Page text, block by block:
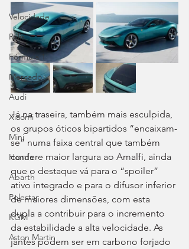
Velocidade
Ralis
Fórmula 1
Mercado
Audi
Xiaomi
Mini
Honda
Abarth
Polestar
KGM
Aston Martin
Já na traseira, também mais esculpida,
os grupos óticos bipartidos “encaixam-
se” numa faixa central que também
confere maior largura ao Amalfi, ainda
que o destaque vá para o “spoiler”
ativo integrado e para o difusor inferior
de maiores dimensões, com esta
dupla a contribuir para o incremento
da estabilidade a alta velocidade. As
jantes podem ser em carbono forjado